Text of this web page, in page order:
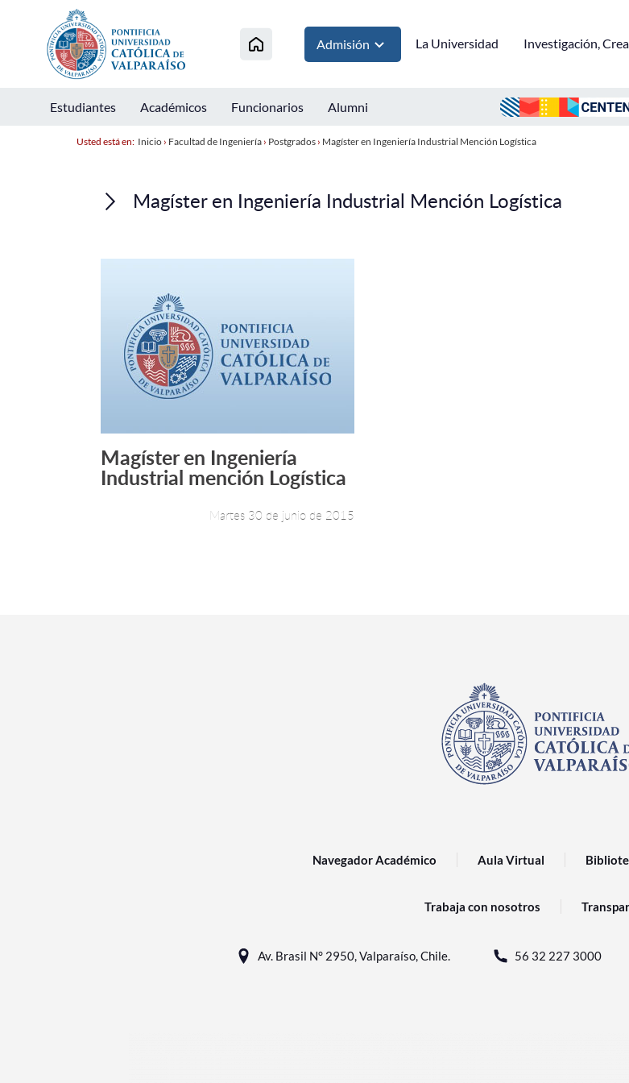
Admisión La Universidad Investigación,
Estudiantes Académicos Funcionarios Alumni
Usted está en: Inicio› Facultad de Ingeniería› Postgrados› Magíster en Ingeniería Industrial Mención Logística
Magíster en Ingeniería Industrial Mención Logística
Leer más +
Magíster en Ingeniería
Industrial mención Logística
Martes 30 de junio de 2015
Navegador Académico Aula Virtual
Trabaja con nosotros
Av. Brasil N° 2950, Valparaíso, Chile. 56 32 227 3000